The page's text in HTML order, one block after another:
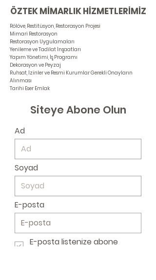
ÖZTEK MİMARLIK HİZMETLERİMİZ
Rölöve, Restitüsyon, Restorasyon Projesi
Mimari Restorasyon
Restorasyon Uygulamaları
Yenileme ve Tadilat İnşaatları
Yapım Yönetimi, İş Programı
Dekorasyon ve Peyzaj
Ruhsat, İzinler ve Resmi Kurumlar Gerekli Onayların
Alınması
Tarihi Eser Emlak​
Siteye Abone Olun
Ad
Soyad
E-posta
E-posta listenize abone
olmak istiyorum.